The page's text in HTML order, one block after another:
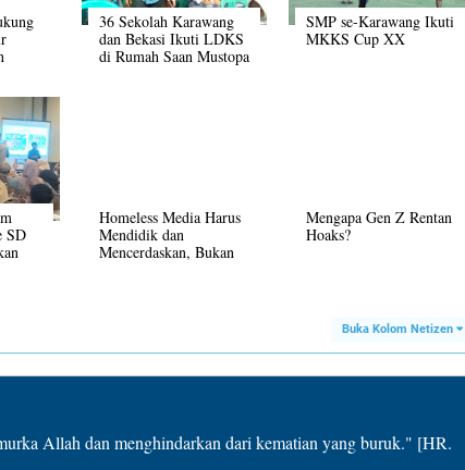
36 Sekolah Karawang
dan Bekasi Ikuti LDKS
di Rumah Saan Mustopa
SMP se-Karawang Ikuti
MKKS Cup XX
SD
Homeless Media Harus
Mendidik dan
Mencerdaskan, Bukan
Mengapa Gen Z Rentan
Hoaks?
Buka Kolom Netizen
Allah dan menghindarkan dari kematian yang buruk." [HR.